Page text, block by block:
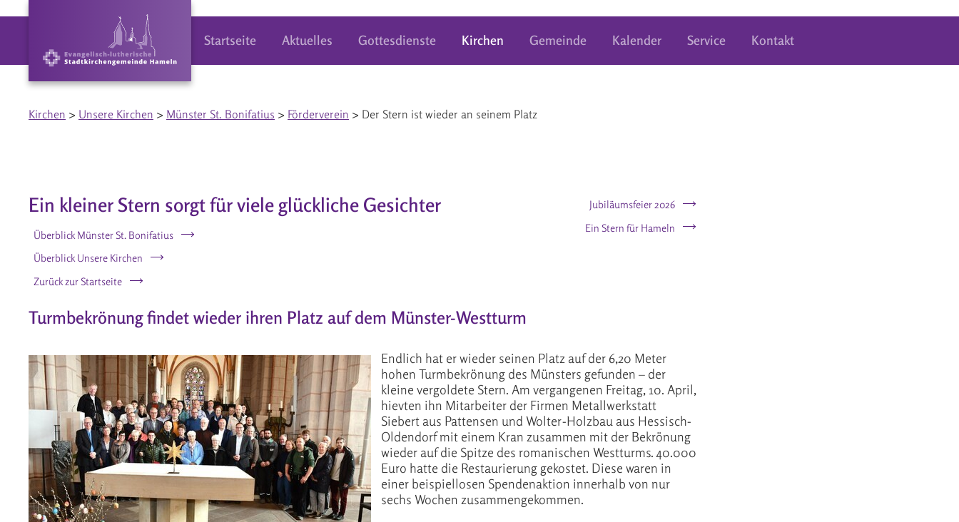
Startseite Aktuelles Gottesdienste Kirchen Gemeinde Kalender Service Kontakt
Kirchen > Unsere Kirchen > Münster St. Bonifatius > Förderverein > Der Stern ist wieder an seinem Platz
Ein kleiner Stern sorgt für viele glückliche Gesichter
Überblick Münster St. Bonifatius
Überblick Unsere Kirchen
Zurück zur Startseite
Jubiläumsfeier 2026
Ein Stern für Hameln
Turmbekrönung findet wieder ihren Platz auf dem Münster-Westturm
Endlich hat er wieder seinen Platz auf der 6,20 Meter
hohen Turmbekrönung des Münsters gefunden – der
kleine vergoldete Stern. Am vergangenen Freitag, 10. April,
hievten ihn Mitarbeiter der Firmen Metallwerkstatt
Siebert aus Pattensen und Wolter-Holzbau aus Hessisch-
Oldendorf mit einem Kran zusammen mit der Bekrönung
wieder auf die Spitze des romanischen Westturms. 40.000
Euro hatte die Restaurierung gekostet. Diese waren in
einer beispiellosen Spendenaktion innerhalb von nur
sechs Wochen zusammengekommen.